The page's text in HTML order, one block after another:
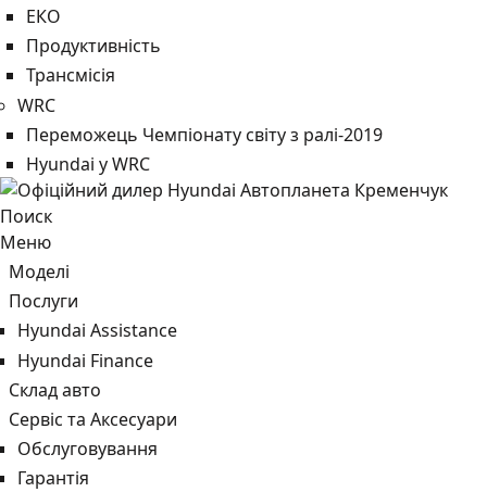
ЕКО
Продуктивність
Трансмісія
WRC
Переможець Чемпіонату світу з ралі-2019
Hyundai у WRC
Поиск
Меню
Моделі
Послуги
Hyundai Assistance
Hyundai Finance
Склад авто
Сервіс та Аксесуари
Обслуговування
Гарантія